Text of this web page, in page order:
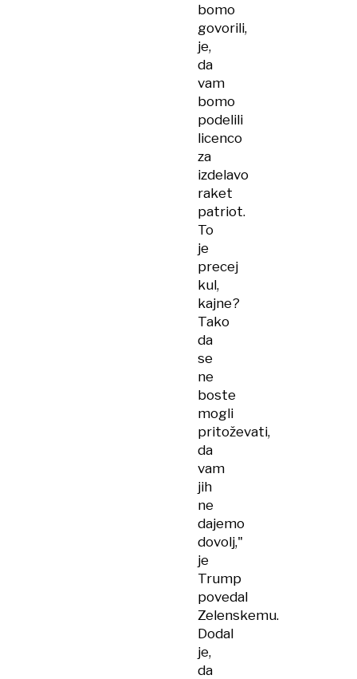
bomo
govorili,
je,
da
vam
bomo
podelili
licenco
za
izdelavo
raket
patriot.
To
je
precej
kul,
kajne?
Tako
da
se
ne
boste
mogli
pritoževati,
da
vam
jih
ne
dajemo
dovolj,"
je
Trump
povedal
Zelenskemu.
Dodal
je,
da